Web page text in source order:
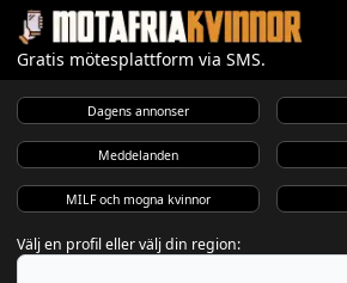
Gratis mötesplattform via SMS.
Dagens annonser
Meddelanden
MILF och mogna kvinnor
Välj en profil eller välj din region: